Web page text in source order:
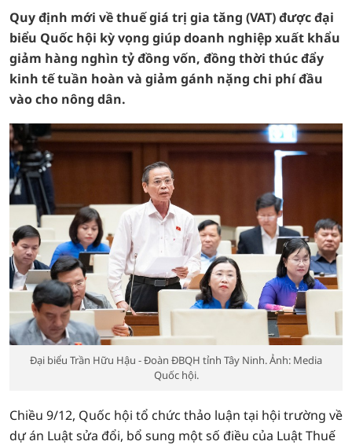
Quy định mới về thuế giá trị gia tăng (VAT) được đại
biểu Quốc hội kỳ vọng giúp doanh nghiệp xuất khẩu
giảm hàng nghìn tỷ đồng vốn, đồng thời thúc đẩy
kinh tế tuần hoàn và giảm gánh nặng chi phí đầu
vào cho nông dân.
Đại biểu Trần Hữu Hậu - Đoàn ĐBQH tỉnh Tây Ninh. Ảnh: Media
Quốc hội.
Chiều 9/12, Quốc hội tổ chức thảo luận tại hội trường về
dự án Luật sửa đổi, bổ sung một số điều của Luật Thuế